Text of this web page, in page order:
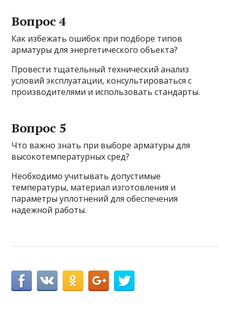
Вопрос 4
Как избежать ошибок при подборе типов
арматуры для энергетического объекта?
Провести тщательный технический анализ
условий эксплуатации, консультироваться с
производителями и использовать стандарты.
Вопрос 5
Что важно знать при выборе арматуры для
высокотемпературных сред?
Необходимо учитывать допустимые
температуры, материал изготовления и
параметры уплотнений для обеспечения
надежной работы.